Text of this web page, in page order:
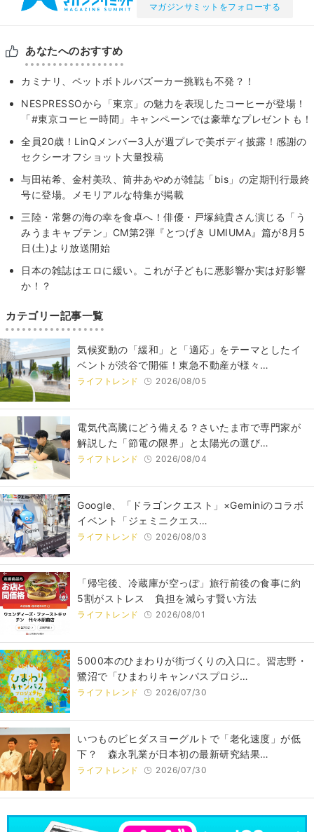
マガジンサミットをフォローする
あなたへのおすすめ
カミナリ、ペットボトルバズーカー挑戦も不発？！
NESPRESSOから「東京」の魅力を表現したコーヒーが登場！
「#東京コーヒー時間」キャンペーンでは豪華なプレゼントも！
全員20歳！LinQメンバー3人が週プレで美ボディ披露！感謝の
セクシーオフショット大量投稿
与田祐希、金村美玖、筒井あやめが雑誌「bis」の定期刊行最終
号に登場。メモリアルな特集が掲載
三陸・常磐の海の幸を食卓へ！俳優・戸塚純貴さん演じる「う
みうまキャプテン」CM第2弾『とつげき UMIUMA』篇が8月5
日(土)より放送開始
日本の雑誌はエロに緩い。これが子どもに悪影響か実は好影響
か！？
カテゴリー記事一覧
気候変動の「緩和」と「適応」をテーマとしたイ
ベントが渋谷で開催！東急不動産が様々…
ライフトレンド 2026/08/05
電気代高騰にどう備える？さいたま市で専門家が
解説した「節電の限界」と太陽光の選び…
ライフトレンド 2026/08/04
Google、「ドラゴンクエスト」×Geminiのコラボ
イベント「ジェミニクエス…
ライフトレンド 2026/08/03
「帰宅後、冷蔵庫が空っぽ」旅行前後の食事に約
5割がストレス 負担を減らす賢い方法
ライフトレンド 2026/08/01
5000本のひまわりが街づくりの入口に。習志野・
鷺沼で「ひまわりキャンパスプロジ…
ライフトレンド 2026/07/30
いつものビヒダスヨーグルトで「老化速度」が低
下？ 森永乳業が日本初の最新研究結果…
ライフトレンド 2026/07/30